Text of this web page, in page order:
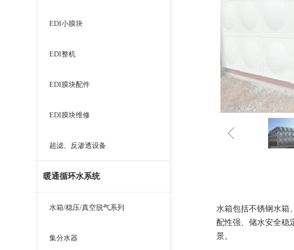
ꁆ
水箱包括不锈钢水箱
配性强、储水安全稳
景。
EDI小膜块
EDI整机
EDI膜块配件
EDI膜块维修
超滤、反渗透设备
暖通循环水系统
水箱/稳压/真空脱气系列
集分水器